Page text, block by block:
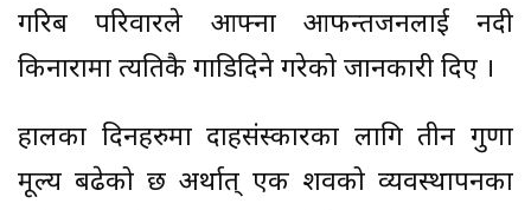
गरिब परिवारले आफ्ना आफन्तजनलाई नदी
किनारामा त्यतिकै गाडिदिने गरेको जानकारी दिए ।
हालका दिनहरुमा दाहसंस्कारका लागि तीन गुणा
मूल्य बढेको छ अर्थात् एक शवको व्यवस्थापनका